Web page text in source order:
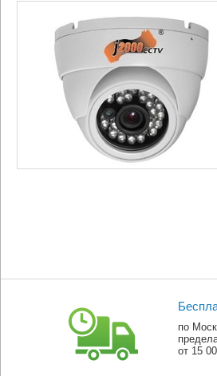
по
от 15